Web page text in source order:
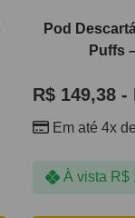
Pod
Puffs
R$ 149,38 -
Em até 4x
À vista R$